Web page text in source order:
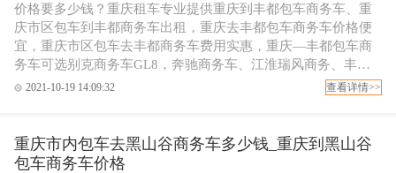
价格要多少钱？重庆租车专业提供重庆到丰都包车商务车、重
庆市区包车到丰都商务车出租，重庆去丰都包车商务车价格便
宜，重庆市区包车去丰都商务车费用实惠，重庆—丰都包车商
务车可选别克商务车GL8，奔驰商务车、江淮瑞风商务、丰田
考斯特商务包车等，可配专职代驾司机，欢迎拨打重庆租车电
2021-10-19 14:09:32 查看详情>>
重庆市内包车去黑山谷商务车多少钱_重庆到黑山谷
包车商务车价格